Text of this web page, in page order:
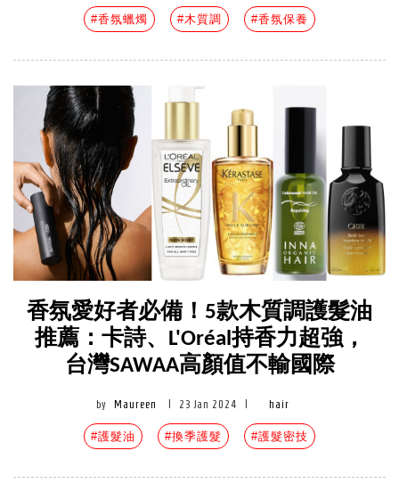
#香氛蠟燭 #木質調 #香氛保養
香氛愛好者必備！5款木質調護髮油
推薦：卡詩、L'Oréal持香力超強，
台灣SAWAA高顏值不輸國際
by Maureen 23 Jan 2024 hair
#護髮油 #換季護髮 #護髮密技